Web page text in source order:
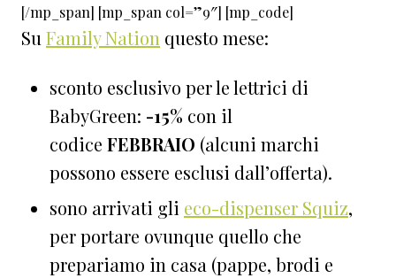
[/mp_span] [mp_span col=”9″] [mp_code]
Su Family Nation questo mese:
sconto esclusivo per le lettrici di
BabyGreen: -15% con il
codice FEBBRAIO (alcuni marchi
possono essere esclusi dall’offerta).
sono arrivati gli eco-dispenser Squiz,
per portare ovunque quello che
prepariamo in casa (pappe, brodi e